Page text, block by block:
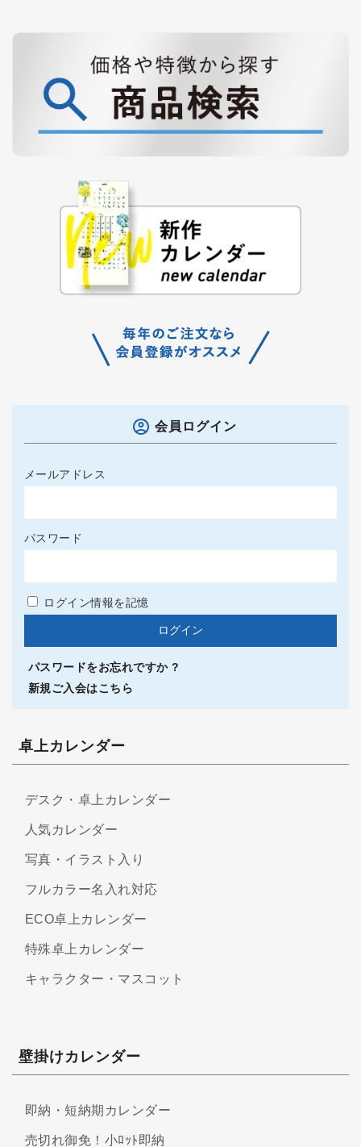
会員ログイン
メールアドレス
パスワード
ログイン情報を記憶
パスワードをお忘れですか ?
新規ご入会はこちら
卓上カレンダー
デスク・卓上カレンダー
人気カレンダー
写真・イラスト入り
フルカラー名入れ対応
ECO卓上カレンダー
特殊卓上カレンダー
キャラクター・マスコット
壁掛けカレンダー
即納・短納期カレンダー
売切れ御免！小ﾛｯﾄ即納